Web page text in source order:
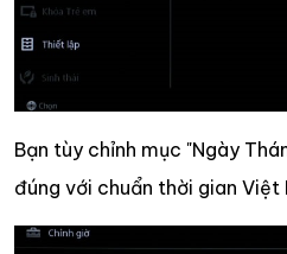
Bạn tùy chỉnh mục "Ngày
đúng với chuẩn thời gian Việt